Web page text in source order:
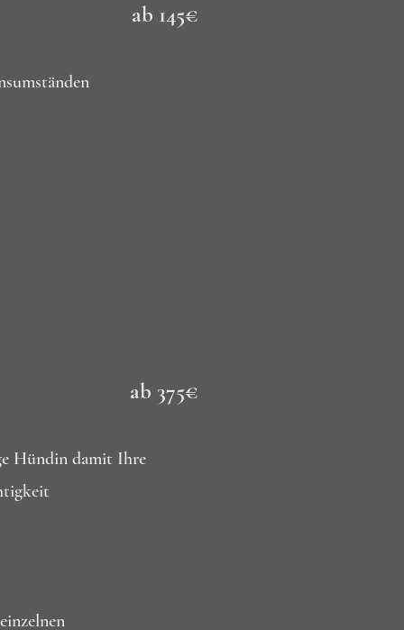
ab 145€
ab 375€
Hündin damit Ihre